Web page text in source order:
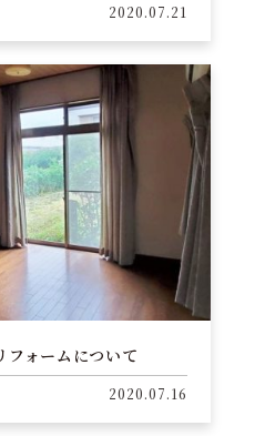
2020.07.21
フォームについて
2020.07.16